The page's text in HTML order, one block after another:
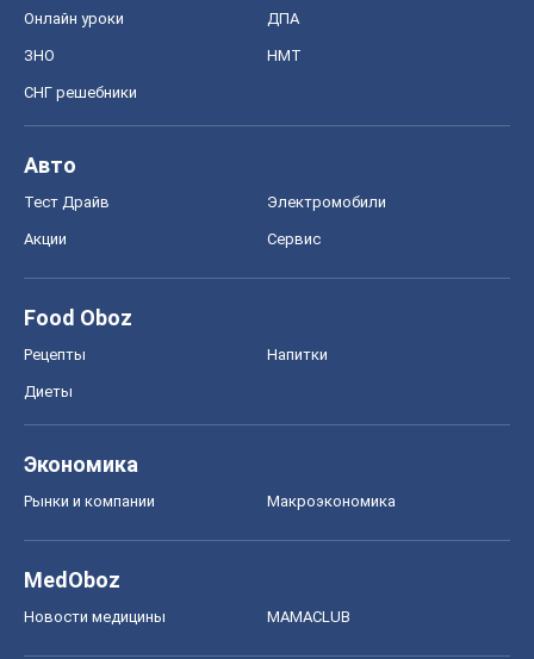
Онлайн уроки ДПА
ЗНО НМТ
СНГ решебники
Авто
Тест Драйв Электромобили
Акции Сервис
Food Oboz
Рецепты Напитки
Диеты
Экономика
Рынки и компании Mакроэкономика
MedOboz
Новости медицины MAMACLUB